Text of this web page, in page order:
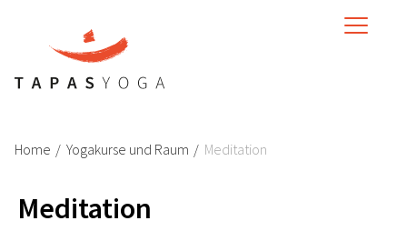
MENU
Home / Yogakurse und Raum / Meditation
Meditation